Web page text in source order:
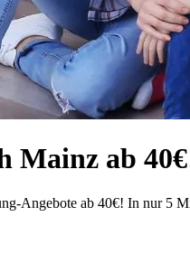
Mainz ab
Angebote ab 40€! In nur 5